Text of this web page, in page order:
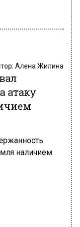
Алена Жилина
атаку